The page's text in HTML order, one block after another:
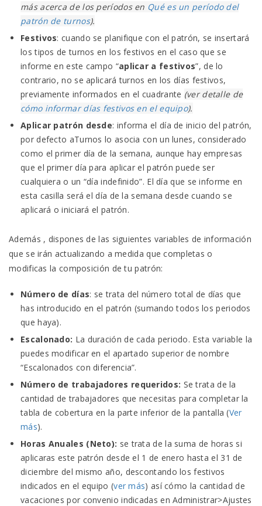
más acerca de los períodos en Qué es un período del
patrón de turnos).
Festivos: cuando se planifique con el patrón, se insertará
los tipos de turnos en los festivos en el caso que se
informe en este campo “aplicar a festivos”, de lo
contrario, no se aplicará turnos en los días festivos,
previamente informados en el cuadrante (ver detalle de
cómo informar días festivos en el equipo).
Aplicar patrón desde: informa el día de inicio del patrón,
por defecto aTurnos lo asocia con un lunes, considerado
como el primer día de la semana, aunque hay empresas
que el primer día para aplicar el patrón puede ser
cualquiera o un “día indefinido”. El día que se informe en
esta casilla será el día de la semana desde cuando se
aplicará o iniciará el patrón.
Además , dispones de las siguientes variables de información
que se irán actualizando a medida que completas o
modificas la composición de tu patrón:
Número de días: se trata del número total de días que
has introducido en el patrón (sumando todos los periodos
que haya).
Escalonado: La duración de cada periodo. Esta variable la
puedes modificar en el apartado superior de nombre
“Escalonados con diferencia”.
Número de trabajadores requeridos: Se trata de la
cantidad de trabajadores que necesitas para completar la
tabla de cobertura en la parte inferior de la pantalla (Ver
más).
Horas Anuales (Neto): se trata de la suma de horas si
aplicaras este patrón desde el 1 de enero hasta el 31 de
diciembre del mismo año, descontando los festivos
indicados en el equipo (ver más) así cómo la cantidad de
vacaciones por convenio indicadas en Administrar>Ajustes